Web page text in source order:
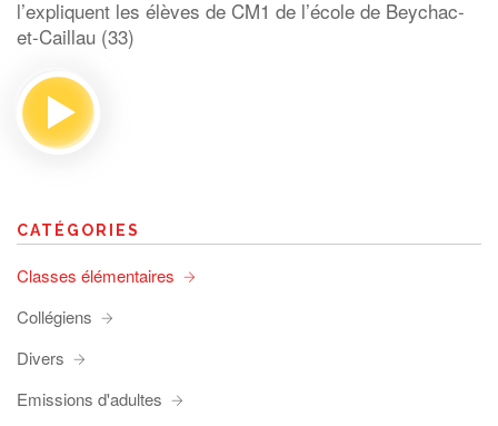
l’expliquent les élèves de CM1 de l’école de Beychac-
et-Caillau (33)
CATÉGORIES
Classes élémentaires
Collégiens
Divers
Emissions d'adultes